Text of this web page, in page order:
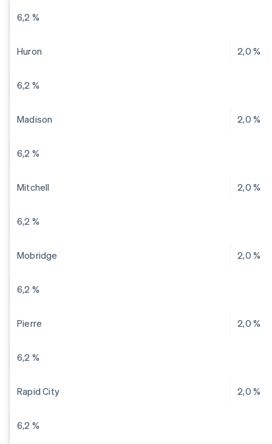
6,2 %
Huron 2,0 %
6,2 %
Madison 2,0 %
6,2 %
Mitchell 2,0 %
6,2 %
Mobridge 2,0 %
6,2 %
Pierre 2,0 %
6,2 %
Rapid City 2,0 %
6,2 %